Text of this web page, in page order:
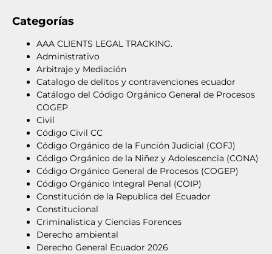
Categorías
AAA CLIENTS LEGAL TRACKING.
Administrativo
Arbitraje y Mediación
Catalogo de delitos y contravenciones ecuador
Catálogo del Código Orgánico General de Procesos
COGEP
Civil
Código Civil CC
Código Orgánico de la Función Judicial (COFJ)
Código Orgánico de la Niñez y Adolescencia (CONA)
Código Orgánico General de Procesos (COGEP)
Código Orgánico Integral Penal (COIP)
Constitución de la Republica del Ecuador
Constitucional
Criminalistica y Ciencias Forences
Derecho ambiental
Derecho General Ecuador 2026